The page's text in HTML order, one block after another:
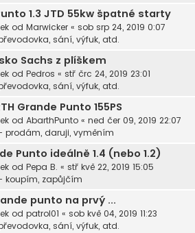
1.3 JTD 55kw špatné starty
od Marwicker « sob srp 24, 2019 0:07
sání, výfuk, atd.
Sachs z plíškem
od Pedros « stř črc 24, 2019 23:01
sání, výfuk, atd.
Grande Punto 155PS
od AbarthPunto « ned čer 09, 2019 22:07
prodám, daruji, vyměním
Punto ideálně 1.4 (nebo 1.2)
od Pepa B. « stř kvě 22, 2019 15:05
koupím, zapůjčím
punto na prvý ...
od patrol01 « sob kvě 04, 2019 11:23
sání, výfuk, atd.